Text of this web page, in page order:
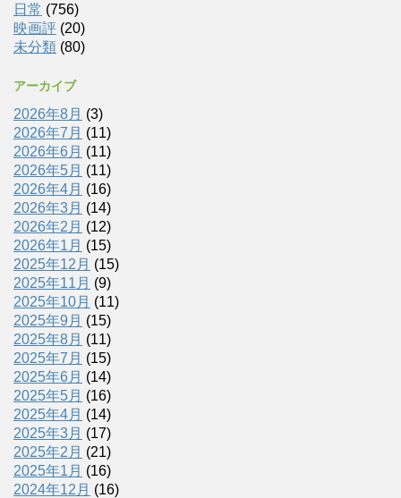
日常 (756)
映画評 (20)
未分類 (80)
アーカイブ
2026年8月 (3)
2026年7月 (11)
2026年6月 (11)
2026年5月 (11)
2026年4月 (16)
2026年3月 (14)
2026年2月 (12)
2026年1月 (15)
2025年12月 (15)
2025年11月 (9)
2025年10月 (11)
2025年9月 (15)
2025年8月 (11)
2025年7月 (15)
2025年6月 (14)
2025年5月 (16)
2025年4月 (14)
2025年3月 (17)
2025年2月 (21)
2025年1月 (16)
2024年12月 (16)